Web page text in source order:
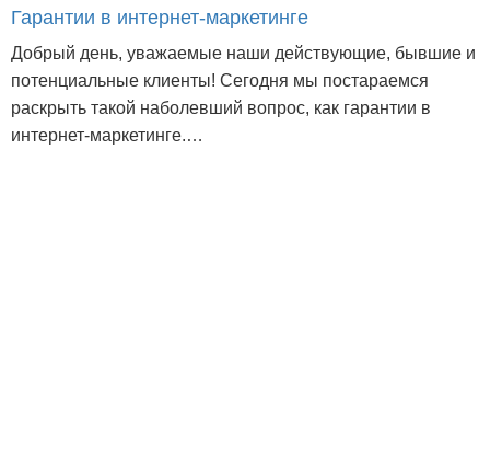
Гарантии в интернет-маркетинге
Добрый день, уважаемые наши действующие, бывшие и
потенциальные клиенты! Сегодня мы постараемся
раскрыть такой наболевший вопрос, как гарантии в
интернет-маркетинге.…